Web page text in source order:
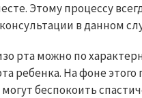
Этому процессу
в данном
рта можно по
ребенка. На фоне
беспокоить